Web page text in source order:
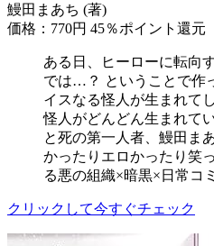
鰻田まあち (著)
価格：770円 45％ポイント還元
ある日、ヒーローに転向
では…？ ということで作
イスなる怪人が生まれて
怪人がどんどん生まれて
と死の第一人者、鰻田ま
かったりエロかったり笑
る悪の組織×暗黒×日常コ
クリックして今すぐチェック